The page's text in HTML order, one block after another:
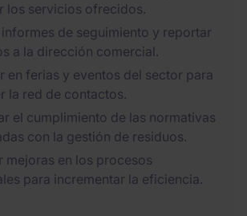
los servicios ofrecidos.
de seguimiento y reportar
a la dirección comercial.
en ferias y eventos del sector para
la red de contactos.
el cumplimiento de las normativas
con la gestión de residuos.
mejoras en los procesos
para incrementar la eficiencia.